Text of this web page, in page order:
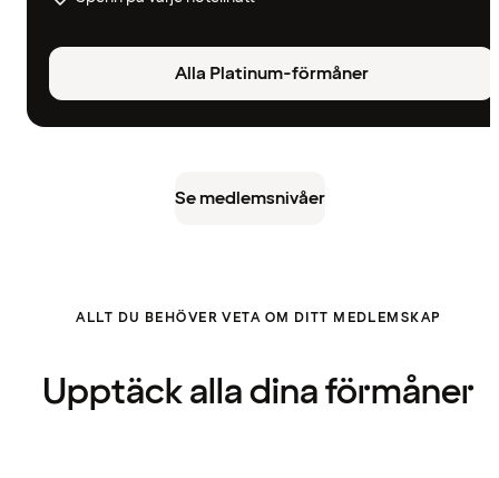
Alla Platinum-förmåner
Se medlemsnivåer
ALLT DU BEHÖVER VETA OM DITT MEDLEMSKAP
Upptäck alla dina förmåner